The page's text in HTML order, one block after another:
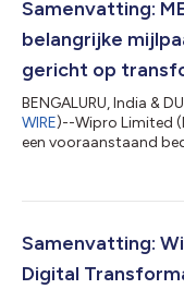
Samenvatting:
belangrijke
gericht op
BENGALURU, India &
WIRE)--Wipro Limited
een vooraanstaand
grootschalig,
voedingsmiddelen.
overgang naar de
schaalb...
Samenvatting:
Digital